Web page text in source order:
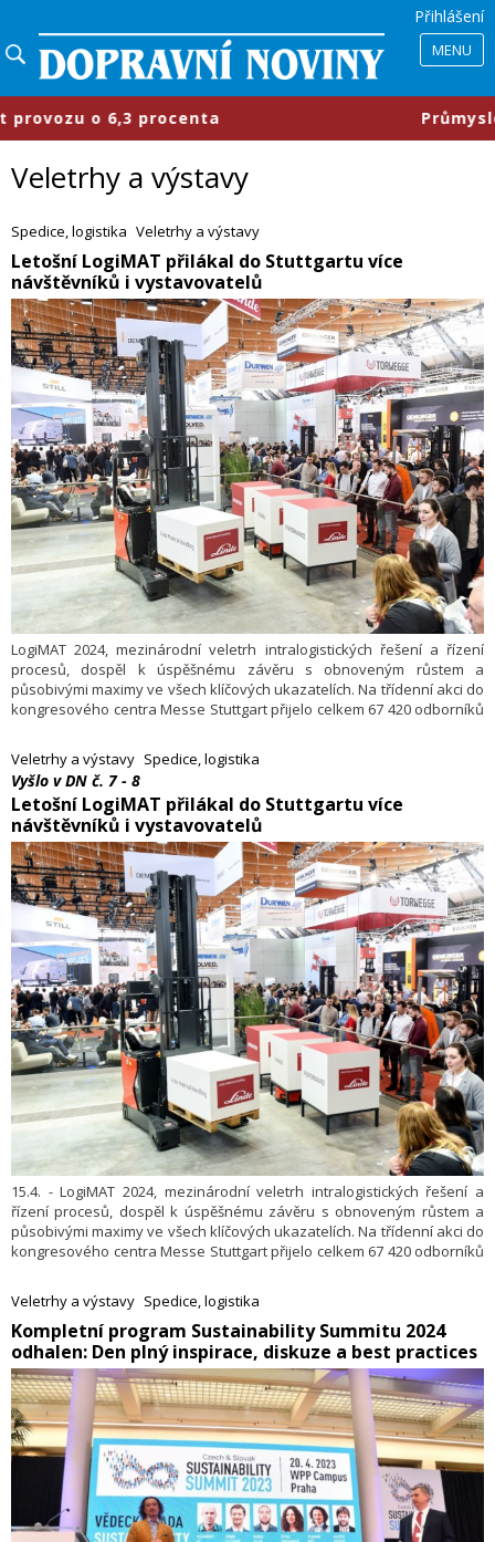
Přihlášení
MENU
​Průmyslové parky se mění,
Veletrhy a výstavy
Spedice, logistika Veletrhy a výstavy
​Letošní LogiMAT přilákal do Stuttgartu více
návštěvníků i vystavovatelů
LogiMAT 2024, mezinárodní veletrh intralogistických řešení a řízení
procesů, dospěl k úspěšnému závěru s obnoveným růstem a
působivými maximy ve všech klíčových ukazatelích. Na třídenní akci do
kongresového centra Messe Stuttgart přijelo celkem 67 420 odborníků
(+6 procenta), kteří představili své nejnovější produkty a řešení, včetně
více než 120 inovativních produktových premiér.
Veletrhy a výstavy Spedice, logistika
Vyšlo v DN č. 7 - 8
Letošní LogiMAT přilákal do Stuttgartu více
návštěvníků i vystavovatelů
15.4. - LogiMAT 2024, mezinárodní veletrh intralogistických řešení a
řízení procesů, dospěl k úspěšnému závěru s obnoveným růstem a
působivými maximy ve všech klíčových ukazatelích. Na třídenní akci do
kongresového centra Messe Stuttgart přijelo celkem 67 420 odborníků
(+6 procenta), kteří představili své nejnovější produkty a řešení, včetně
více než 120 inovativních produktových premiér.
Veletrhy a výstavy Spedice, logistika
Kompletní program Sustainability Summitu 2024
odhalen: Den plný inspirace, diskuze a best practices